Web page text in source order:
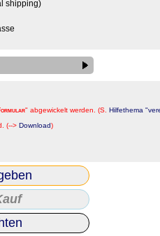
shipping)
" abgewickelt werden. (S. Hilfethema
(--> Download)